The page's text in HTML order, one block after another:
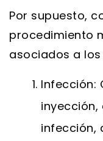
Por supuesto,
procedimiento
asociados a
Infección:
inyección,
infección,